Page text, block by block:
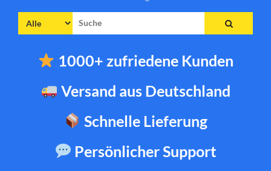
nach:
1000+ zufriedene Kunden
Versand aus Deutschland
Schnelle Lieferung
Persönlicher Support